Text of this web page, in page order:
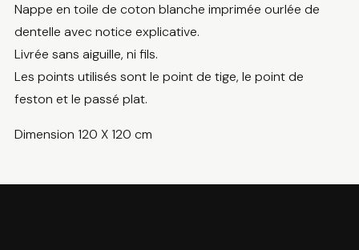
Nappe en toile de coton blanche imprimée ourlée de
dentelle avec notice explicative.
Livrée sans aiguille, ni fils.
Les points utilisés sont le point de tige, le point de
feston et le passé plat.
Dimension 120 X 120 cm